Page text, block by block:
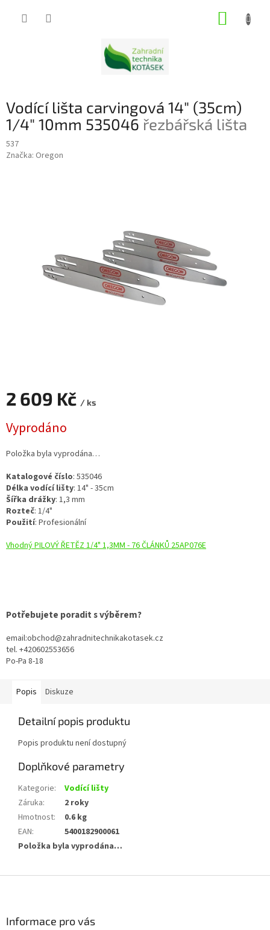
Vodící lišta carvingová 14" (35cm)
1/4" 10mm 535046 řezbářská lišta
537
Značka: Oregon
2 609 Kč / ks
cena:
Vyprodáno
Položka byla vyprodána…
Katalogové číslo: 535046
Délka vodící lišty: 14" - 35cm
Šířka drážky: 1,3 mm
Rozteč: 1/4"
Použití: Profesionální
Vhodný PILOVÝ ŘETĚZ 1/4" 1,3MM - 76 ČLÁNKŮ 25AP076E
Potřebujete poradit s výběrem?
email:obchod@zahradnitechnikakotasek.cz
tel. +420602553656
Po-Pa 8-18
Popis Diskuze
Detailní popis produktu
Popis produktu není dostupný
Doplňkové parametry
Kategorie:
Vodící lišty
Záruka:
2 roky
Hmotnost:
0.6 kg
EAN:
5400182900061
Položka byla vyprodána…
Informace pro vás